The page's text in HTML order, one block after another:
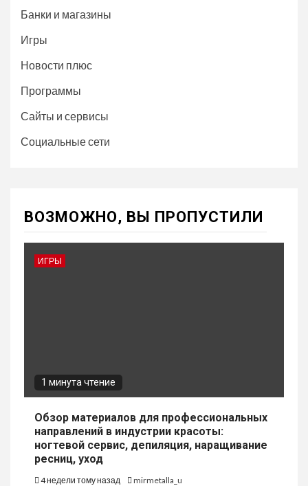
Банки и магазины
Игры
Новости плюс
Программы
Сайты и сервисы
Социальные сети
ВОЗМОЖНО, ВЫ ПРОПУСТИЛИ
ИГРЫ
1 минута чтение
Обзор материалов для профессиональных
направлений в индустрии красоты:
ногтевой сервис, депиляция, наращивание
ресниц, уход
4 недели тому назад mirmetalla_u